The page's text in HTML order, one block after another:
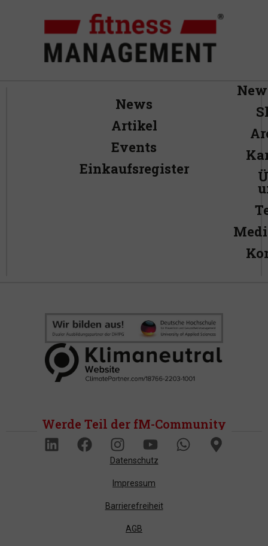
News
Artikel
Events
Einkaufsregister
Werde Teil der fM-Community
Datenschutz
Impressum
Barrierefreiheit
AGB